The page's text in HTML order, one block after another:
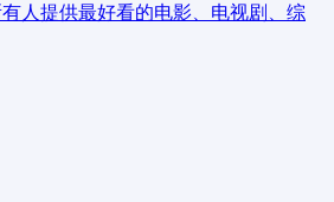
人提供最好看的电影、电视剧、综